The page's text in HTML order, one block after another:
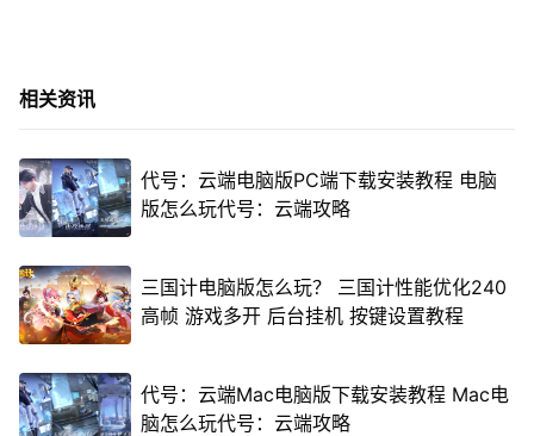
相关资讯
代号：云端电脑版PC端下载安装教程 电脑
版怎么玩代号：云端攻略
三国计电脑版怎么玩？ 三国计性能优化240
高帧 游戏多开 后台挂机 按键设置教程
代号：云端Mac电脑版下载安装教程 Mac电
脑怎么玩代号：云端攻略